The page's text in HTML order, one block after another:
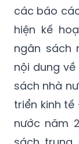
các báo
hiện kế
ngân sách
nội dung
sách nhà
triển kinh
nước năm